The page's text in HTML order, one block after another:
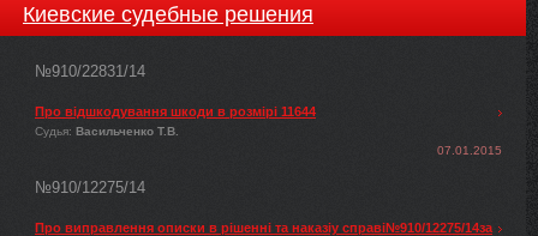
Киевские судебные решения
№910/22831/14
Про відшкодування шкоди в розмірі 11644
Судья: Васильченко Т.В.
07.01.2015
№910/12275/14
Про виправлення описки в рішенні та наказіу справі№910/12275/14за